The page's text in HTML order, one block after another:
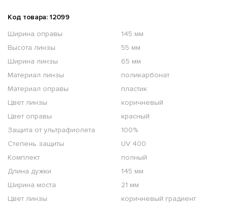
Код товара: 12099
Ширина оправы
145 мм
Высота линзы
55 мм
Ширина линзы
65 мм
Материал линзы
поликарбонат
Материал оправы
пластик
Цвет линзы
коричневый
Цвет оправы
красный
Защита от ультрафиолета
100%
Степень защиты
UV 400
Комплект
полный
Длина дужки
145 мм
Ширина моста
21 мм
Цвет линзы
коричневый градиент